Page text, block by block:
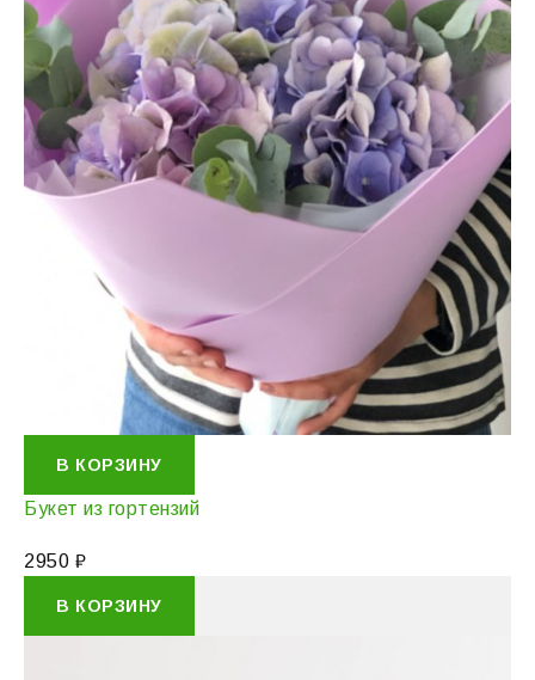
В КОРЗИНУ
Букет из гортензий
2950 ₽
В КОРЗИНУ